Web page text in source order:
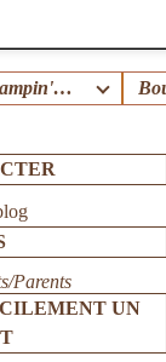
Démonstratrice Stampin'Up !
Parents
UN